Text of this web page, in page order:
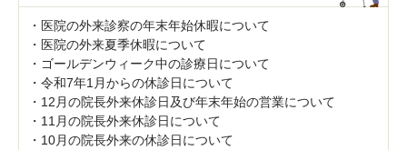
医院の外来診察の年末年始休暇について
医院の外来夏季休暇について
ゴールデンウィーク中の診療日について
令和7年1月からの休診日について
12月の院長外来休診日及び年末年始の営業について
11月の院長外来休診日について
10月の院長外来の休診日について